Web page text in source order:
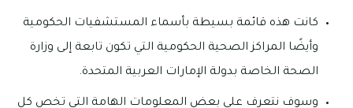
كانت هذه قائمة بسيطة بأسماء المستشفيات الحكومية
وأيضًا المراكز الصحية الحكومية التي تكون تابعة إلى وزارة
الصحة الخاصة بدولة الإمارات العربية المتحدة.
وسوف نتعرف على بعض المعلومات الهامة التي تخص كل